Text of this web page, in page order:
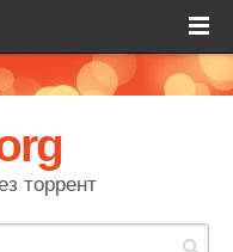
торрент